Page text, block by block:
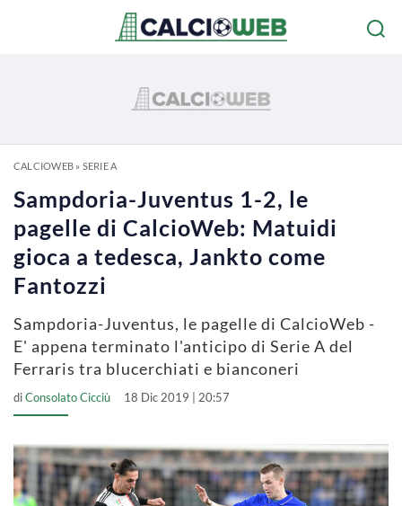
CALCIOWEB» SERIE A
Sampdoria-Juventus 1-2, le
pagelle di CalcioWeb: Matuidi
gioca a tedesca, Jankto come
Fantozzi
Sampdoria-Juventus, le pagelle di CalcioWeb -
E' appena terminato l'anticipo di Serie A del
Ferraris tra blucerchiati e bianconeri
diConsolato Cicciù 18 Dic 2019 | 20:57